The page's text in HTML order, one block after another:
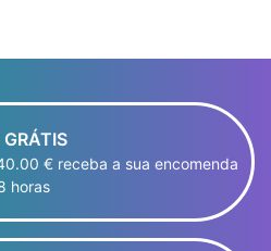
€ receba a sua encomenda
horas